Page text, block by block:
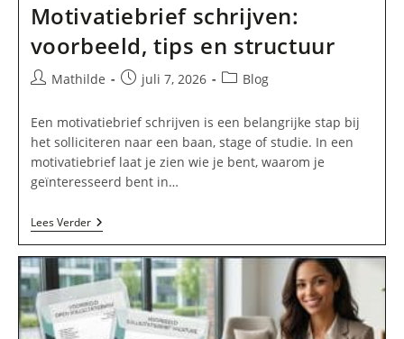
Motivatiebrief schrijven:
voorbeeld, tips en structuur
BerichtMathilde
Bericht
op:
juli 7, 2026 Berichtcategorie:
Blog
Een motivatiebrief schrijven is een belangrijke stap bij
het solliciteren naar een baan, stage of studie. In een
motivatiebrief laat je zien wie je bent, waarom je
geïnteresseerd bent in…
Lees VerderMotivatiebrief
Schrijven:
Tips
En
Structuur